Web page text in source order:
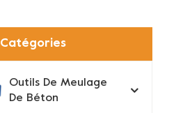
Catégories
Outils De Meulage
De Béton